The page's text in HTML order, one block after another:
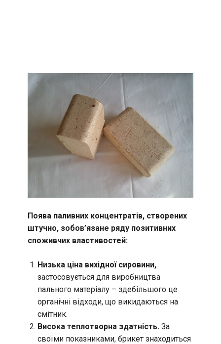
Поява паливних концентратів, створених
штучно, зобов’язане ряду позитивних
споживчих властивостей:
Низька ціна вихідної сировини,
застосовується для виробництва
пального матеріалу – здебільшого це
органічні відходи, що викидаються на
смітник.
Висока теплотворна здатність. За
своїми показниками, брикет знаходиться